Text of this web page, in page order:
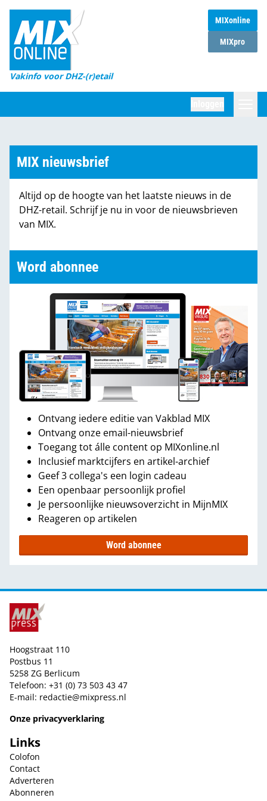
MIXonline
MIXpro
Vakinfo voor DHZ-(r)etail
Home
Magazines
DHZ Sessie
Marktcijfers
Partners
MIX nieuwsbrief
Altijd op de hoogte van het laatste nieuws in de
DHZ-retail. Schrijf je nu in voor de nieuwsbrieven
van MIX.
Word abonnee
Ontvang iedere editie van Vakblad MIX
Ontvang onze email-nieuwsbrief
Toegang tot álle content op MIXonline.nl
Inclusief marktcijfers en artikel-archief
Geef 3 collega's een login cadeau
Een openbaar persoonlijk profiel
Je persoonlijke nieuwsoverzicht in MijnMIX
Reageren op artikelen
Word abonnee
Hoogstraat 110
Postbus 11
5258 ZG Berlicum
Telefoon: +31 (0) 73 503 43 47
E-mail: redactie@mixpress.nl
Onze privacyverklaring
Links
Colofon
Contact
Adverteren
Abonneren